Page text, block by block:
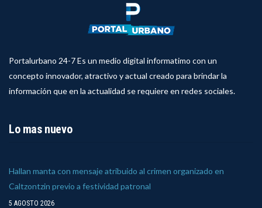
Portalurbano 24-7 Es un medio digital informatimo con un
concepto innovador, atractivo y actual creado para brindar la
información que en la actualidad se requiere en redes sociales.
Lo mas nuevo
Hallan manta con mensaje atribuido al crimen organizado en
Caltzontzin previo a festividad patronal
5 AGOSTO 2026